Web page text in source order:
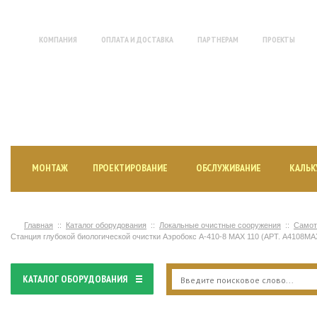
КОМПАНИЯ ОПЛАТА И ДОСТАВКА ПАРТНЕРАМ ПРОЕКТЫ
МОНТАЖ ПРОЕКТИРОВАНИЕ ОБСЛУЖИВАНИЕ
Главная Каталог оборудования Локальные очистные сооружения
Станция глубокой биологической очистки Аэробокс A-410-8 MAX 110 (АРТ.
КАТАЛОГ ОБОРУДОВАНИЯ